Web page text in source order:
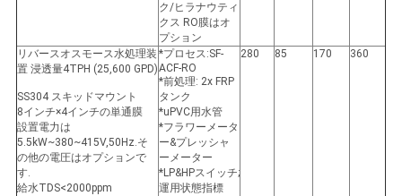
ク/ヒラナウティ
クス RO膜はオ
プション
リバースオスモース水処理装
置 浸透量4TPH (25,600 GPD)
SS304 スキッドマウント
8インチ×4インチの単通膜
設置電力は
5.5kW~380~415V,50Hz.そ
の他の電圧はオプションで
す.
給水TDS<2000ppm
*プロセス:SF-
ACF-RO
*前処理: 2x FRP
タンク
*uPVC用水管
*フラワーメータ
ー&プレッシャ
ーメーター
*LP&HPスイッチ;
運用状態指標
280 85 170 360